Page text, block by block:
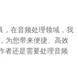
，在音频处理领域，我
为您带来便捷、高效
者还是需要处理音频